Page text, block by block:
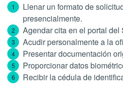
Llenar un formato de
presencialmente.
Agendar cita en el portal del
Acudir personalmente a la
Presentar documentación
Proporcionar datos
Recibir la cédula de